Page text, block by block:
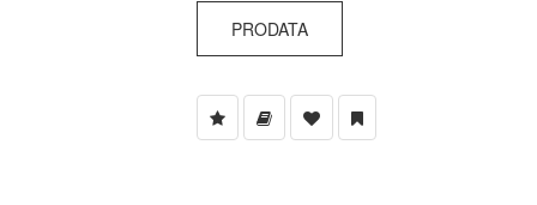
PRODATA